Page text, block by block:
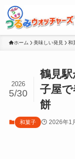
ホーム 美味しい発見 和
鶴見
子屋
餅
2026
5/30
和菓子 2026年1